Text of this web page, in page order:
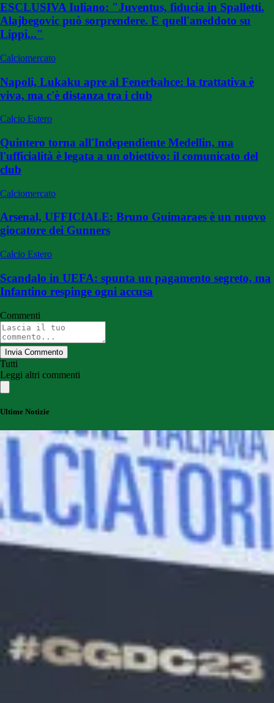
ESCLUSIVA Iuliano: "Juventus, fiducia in Spalletti.
Alajbegovic può sorprendere. E quell'aneddoto su
Lippi..."
Calciomercato
Napoli, Lukaku apre al Fenerbahce: la trattativa è
viva, ma c'è distanza tra i club
Calcio Estero
Quintero torna all'Independiente Medellin, ma
l'ufficialità è legata a un obiettivo: il comunicato del
club
Calciomercato
Arsenal, UFFICIALE: Bruno Guimaraes è un nuovo
giocatore dei Gunners
Calcio Estero
Scandalo in UEFA: spunta un pagamento segreto, ma
Infantino respinge ogni accusa
Commenti
Invia Commento
Tutti
Leggi altri commenti
Ultime Notizie